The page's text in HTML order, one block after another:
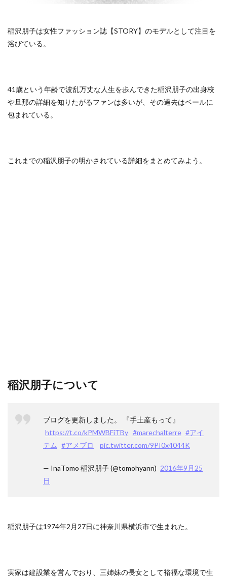
稲沢朋子は女性ファッション誌【STORY】のモデルとして注目を
浴びている。
41歳という年齢で波乱万丈な人生を歩んできた稲沢朋子の出身校
や旦那の詳細を知りたがるファンは多いが、その過去はベールに
包まれている。
これまでの稲沢朋子の明かされている詳細をまとめてみよう。
稲沢朋子について
ブログを更新しました。 『手土産もって』
https://t.co/kPMWBFiTBy #marechalterre #アイ
テム
#アメブロ pic.twitter.com/9PI0x4044K
— InaTomo 稲沢朋子 (@tomohyann) 2016年9月25
日
稲沢朋子は1974年2月27日に神奈川県横浜市で生まれた。
実家は建設業を営んでおり、三姉妹の長女として裕福な環境で生